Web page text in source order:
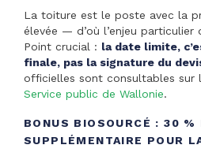
La toiture est le poste avec la
élevée — d’où l’enjeu particulier
Point crucial : la date limite,
finale, pas la signature du
officielles sont consultables sur
Service public de Wallonie.
BONUS BIOSOURCÉ : 30 %
SUPPLÉMENTAIRE POUR